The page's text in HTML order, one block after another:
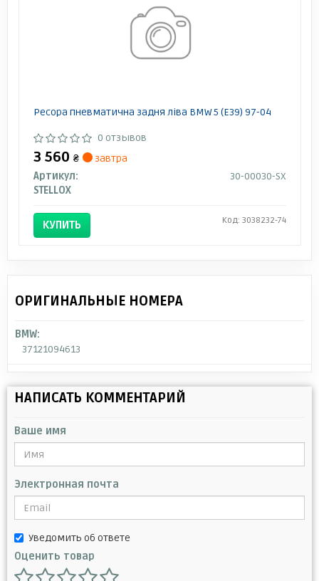
Ресора пневматична задня ліва BMW 5 (E39) 97-04
0 отзывов
3 560 ₴
завтра
Артикул:
30-00030-SX
STELLOX
КУПИТЬ Код: 3038232-74
ОРИГИНАЛЬНЫЕ НОМЕРА
BMW:
37121094613
НАПИСАТЬ КОММЕНТАРИЙ
Ваше имя
Электронная почта
Уведомить об ответе
Оценить товар